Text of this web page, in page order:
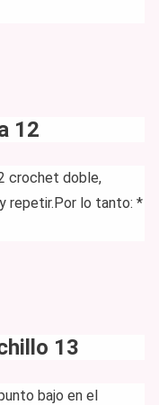
12
crochet doble,
repetir.Por lo tanto: *
13
bajo en el